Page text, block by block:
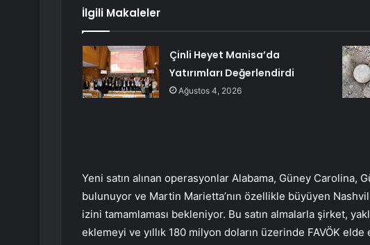
İlgili Makaleler
Çinli Heyet Manisa’da
Yatırımları Değerlendirdi
Ağustos 4, 2026
Yeni satın alınan operasyonlar Alabama, Güney Carolina,
bulunuyor ve Martin Marietta’nın özellikle büyüyen
izini tamamlaması bekleniyor. Bu satın almalarla şirket,
eklemeyi ve yıllık 180 milyon doların üzerinde FAVÖK